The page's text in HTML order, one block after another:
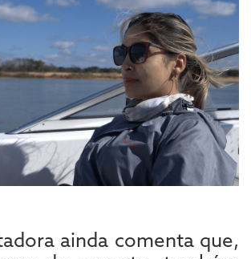
ainda comenta que,